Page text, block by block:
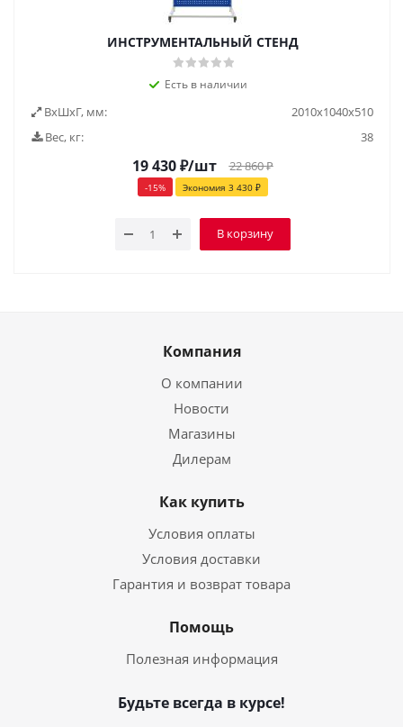
ИНСТРУМЕНТАЛЬНЫЙ СТЕНД
Есть в наличии
ВxШxГ, мм:
2010x1040x510
Вес, кг:
38
19 430₽/шт 22 860₽
-15% Экономия 3 430₽
В корзину
Компания
О компании
Новости
Магазины
Дилерам
Как купить
Условия оплаты
Условия доставки
Гарантия и возврат товара
Помощь
Полезная информация
Будьте всегда в курсе!